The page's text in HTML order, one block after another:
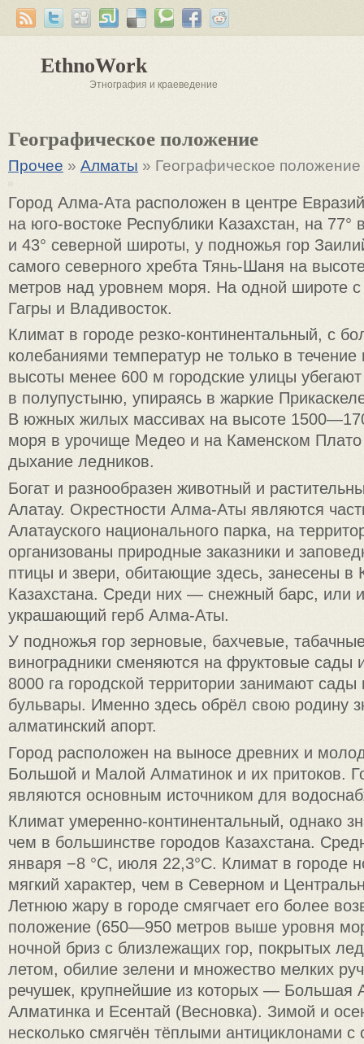
EthnoWork
Этнография и краеведение
Географическое положение
Прочее » Алматы » Географическое положение
Город Алма-Ата расположен в центре
на юго-востоке Республики Казахстан, на 77°
и 43° северной широты, у подножья гор
самого северного хребта Тянь-Шаня на
метров над уровнем моря. На одной широте с
Гагры и Владивосток.
Климат в городе резко-континентальный, с
колебаниями температур не только в течение
высоты менее 600 м городские улицы
в полупустыню, упираясь в жаркие
В южных жилых массивах на высоте
моря в урочище Медео и на Каменском Плато
дыхание ледников.
Богат и разнообразен животный и
Алатау. Окрестности Алма-Аты являются
Алатауского национального парка, на
организованы природные заказники и
птицы и звери, обитающие здесь, занесены в
Казахстана. Среди них — снежный барс, или
украшающий герб Алма-Аты.
У подножья гор зерновые, бахчевые,
виноградники сменяются на фруктовые сады
8000 га городской территории занимают
бульвары. Именно здесь обрёл свою родину
алматинский апорт.
Город расположен на выносе древних и
Большой и Малой Алматинок и их притоков.
являются основным источником для
Климат умеренно-континентальный, однако
чем в большинстве городов Казахстана.
января −8 °C, июля 22,3°C. Климат в городе
мягкий характер, чем в Северном и
Летнюю жару в городе смягчает его более
положение (650—950 метров выше уровня
ночной бриз с близлежащих гор, покрытых
летом, обилие зелени и множество мелких
речушек, крупнейшие из которых — Большая
Алматинка и Есентай (Весновка). Зимой и
несколько смягчён тёплыми антициклонами с